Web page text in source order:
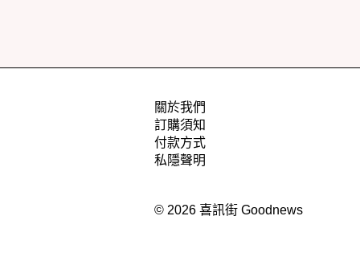
關於我們
訂購須知
付款方式
私隱聲明
© 2026 喜訊街 Goodnews